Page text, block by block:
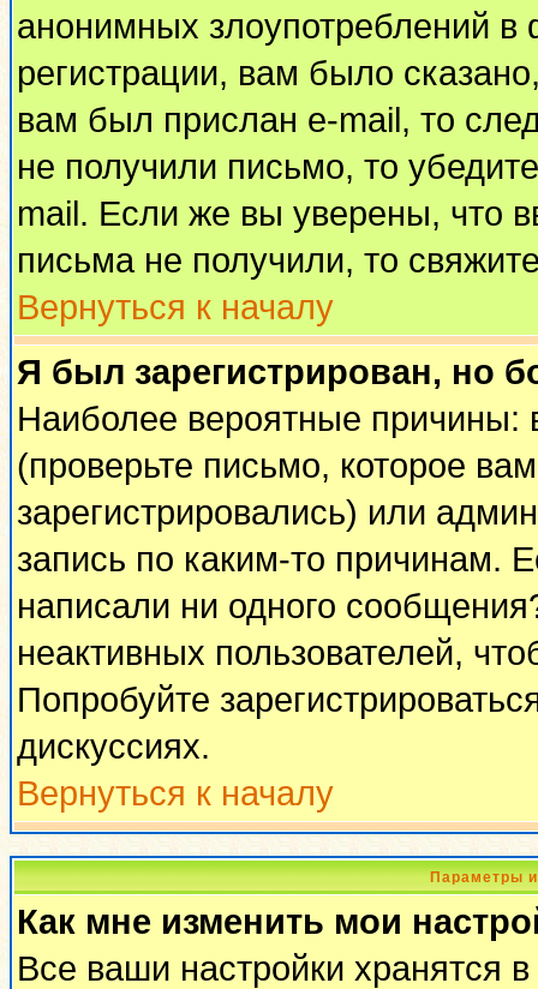
анонимных злоупотреблений
регистрации, вам было
вам был прислан e-mail, то
не получили письмо, то
mail. Если же вы уверены, что
письма не получили, то
Вернуться к началу
Я был зарегистрирован, но
Наиболее вероятные причины:
(проверьте письмо, которое
зарегистрировались) или
запись по каким-то причинам.
написали ни одного
неактивных пользователей,
Попробуйте
дискуссиях.
Вернуться к началу
Параметры
Как мне изменить мои
Все ваши настройки хранятся